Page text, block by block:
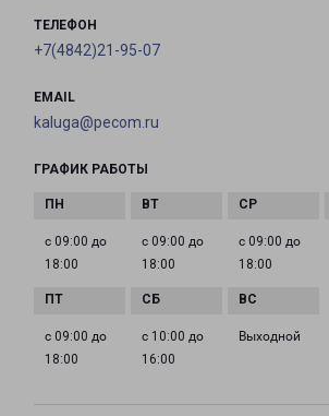
ТЕЛЕФОН
+7(4842)21-95-07
EMAIL
kaluga@pecom.ru
ГРАФИК РАБОТЫ
с 09:00 до
18:00
с 09:00 до
18:00
с 09:00 до
18:00
с 09:00 до
18:00
с 10:00 до
16:00
Выходной